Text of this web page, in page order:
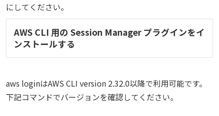
にしてください。
AWS CLI 用の Session Manager プラグインをイ
ンストールする
aws loginはAWS CLI version 2.32.0以降で利用可能です。
下記コマンドでバージョンを確認してください。